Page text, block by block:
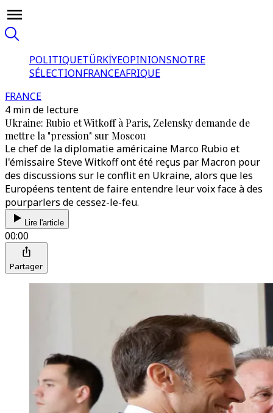
POLITIQUETÜRKİYEOPINIONSNOTRE
SÉLECTIONFRANCEAFRIQUE
FRANCE
4 min de lecture
Ukraine: Rubio et Witkoff à Paris, Zelensky demande de
mettre la "pression" sur Moscou
Le chef de la diplomatie américaine Marco Rubio et
l'émissaire Steve Witkoff ont été reçus par Macron pour
des discussions sur le conflit en Ukraine, alors que les
Européens tentent de faire entendre leur voix face à des
pourparlers de cessez-le-feu.
Lire l'article
00:00
Partager